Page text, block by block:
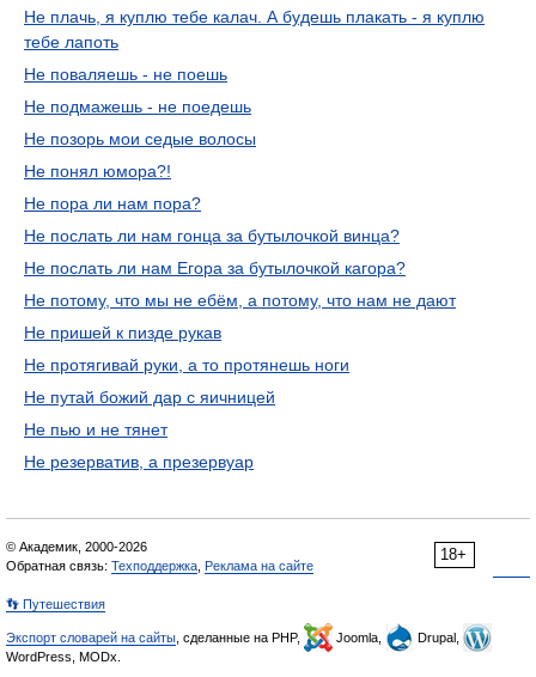
Не плачь, я куплю тебе калач. А будешь плакать - я куплю
тебе лапоть
Не поваляешь - не поешь
Не подмажешь - не поедешь
Не позорь мои седые волосы
Не понял юмора?!
Не пора ли нам пора?
Не послать ли нам гонца за бутылочкой винца?
Не послать ли нам Егора за бутылочкой кагора?
Не потому, что мы не ебём, а потому, что нам не дают
Не пришей к пизде рукав
Не протягивай руки, а то протянешь ноги
Не путай божий дар с яичницей
Не пью и не тянет
Не резерватив, а презервуар
18+
© Академик, 2000-2026
Обратная связь: Техподдержка Реклама на сайте
👣 Путешествия
Экспорт словарей на сайты , сделанные на PHP, Joomla,
Drupal,
WordPress, MODx.